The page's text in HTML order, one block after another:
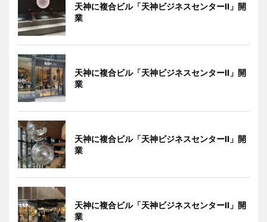
天神に複合ビル「天神ビジネスセンターII」開
業
天神に複合ビル「天神ビジネスセンターII」開
業
天神に複合ビル「天神ビジネスセンターII」開
業
天神に複合ビル「天神ビジネスセンターII」開
業